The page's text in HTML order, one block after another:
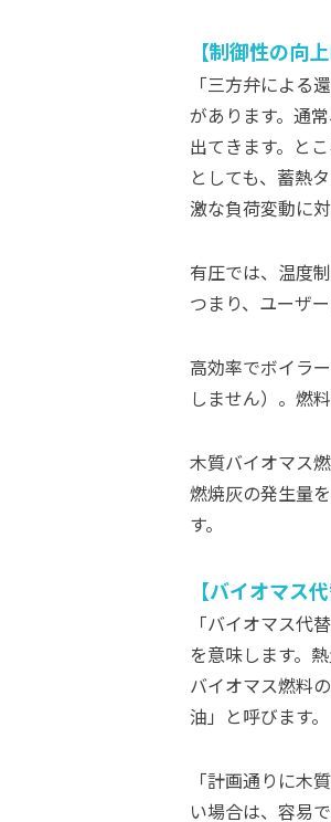
制御性の向
「三方弁による
があります。通
出てきます。と
としても、蓄熱
激な負荷変動に
有圧では、温度
つまり、ユーザ
高効率でボイラ
しません）。燃
木質バイオマス
燃焼灰の発生量
す。
バイオマス
「バイオマス代
を意味します。
バイオマス燃料
油」と呼びます。
「計画通りに木
い場合は、容易